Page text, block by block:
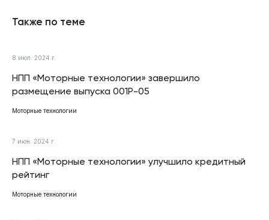
Также по теме
8 июл. 2024 г.
НПП «Моторные технологии» завершило
размещение выпуска 001P-05
Моторные технологии
7 июн. 2024 г.
НПП «Моторные технологии» улучшило кредитный
рейтинг
Моторные технологии